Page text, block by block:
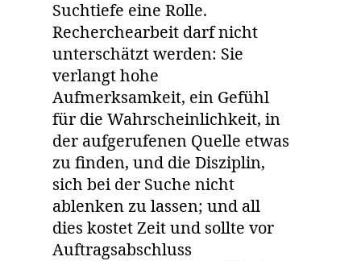
Suchtiefe eine Rolle.
Recherchearbeit darf nicht
unterschätzt werden: Sie
verlangt hohe
Aufmerksamkeit, ein Gefühl
für die Wahrscheinlichkeit, in
der aufgerufenen Quelle etwas
zu finden, und die Disziplin,
sich bei der Suche nicht
ablenken zu lassen; und all
dies kostet Zeit und sollte vor
Auftragsabschluss